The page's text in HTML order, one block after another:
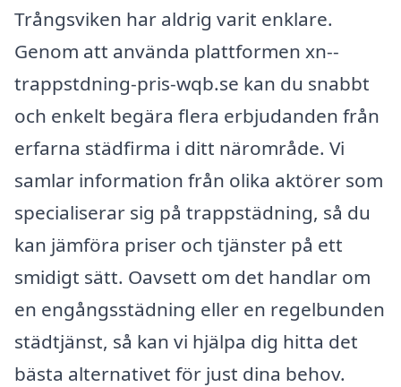
Trångsviken har aldrig varit enklare.
Genom att använda plattformen xn--
trappstdning-pris-wqb.se kan du snabbt
och enkelt begära flera erbjudanden från
erfarna städfirma i ditt närområde. Vi
samlar information från olika aktörer som
specialiserar sig på trappstädning, så du
kan jämföra priser och tjänster på ett
smidigt sätt. Oavsett om det handlar om
en engångsstädning eller en regelbunden
städtjänst, så kan vi hjälpa dig hitta det
bästa alternativet för just dina behov.